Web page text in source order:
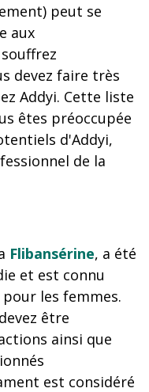
peut se
aux
devez faire très
Addyi. Cette liste
êtes préoccupée
d'Addyi,
de la
Flibansérine, a été
et est connu
les femmes.
être
ainsi que
est considéré